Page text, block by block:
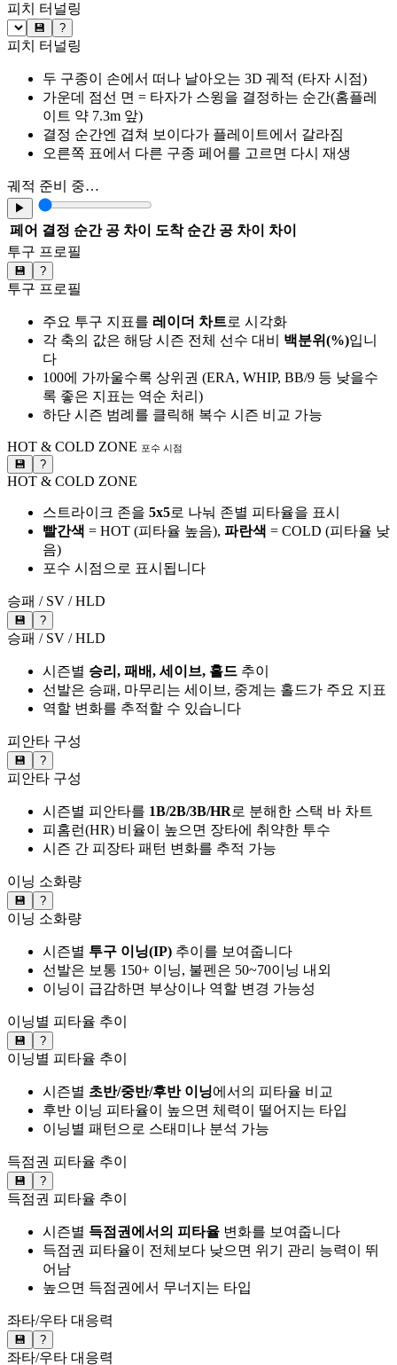
피치 터널링
💾 ?
피치 터널링
두 구종이 손에서 떠나 날아오는 3D 궤적 (타자 시점)
가운데 점선 면 = 타자가 스윙을 결정하는 순간(홈플레
이트 약 7.3m 앞)
결정 순간엔 겹쳐 보이다가 플레이트에서 갈라짐
오른쪽 표에서 다른 구종 페어를 고르면 다시 재생
궤적 준비 중…
▶
페어 결정 순간 공 차이 도착 순간 공 차이
차이
투구 프로필
💾 ?
투구 프로필
주요 투구 지표를 레이더 차트로 시각화
각 축의 값은 해당 시즌 전체 선수 대비 백분위(%)입니
다
100에 가까울수록 상위권 (ERA, WHIP, BB/9 등 낮을수
록 좋은 지표는 역순 처리)
하단 시즌 범례를 클릭해 복수 시즌 비교 가능
HOT & COLD ZONE 포수 시점
💾 ?
HOT & COLD ZONE
스트라이크 존을 5x5로 나눠 존별 피타율을 표시
빨간색 = HOT (피타율 높음), 파란색 = COLD (피타율 낮
음)
포수 시점으로 표시됩니다
승패 / SV / HLD
💾 ?
승패 / SV / HLD
시즌별 승리, 패배, 세이브, 홀드 추이
선발은 승패, 마무리는 세이브, 중계는 홀드가 주요 지표
역할 변화를 추적할 수 있습니다
피안타 구성
💾 ?
피안타 구성
시즌별 피안타를 1B/2B/3B/HR로 분해한 스택 바 차트
피홈런(HR) 비율이 높으면 장타에 취약한 투수
시즌 간 피장타 패턴 변화를 추적 가능
이닝 소화량
💾 ?
이닝 소화량
시즌별 투구 이닝(IP) 추이를 보여줍니다
선발은 보통 150+ 이닝, 불펜은 50~70이닝 내외
이닝이 급감하면 부상이나 역할 변경 가능성
이닝별 피타율 추이
💾 ?
이닝별 피타율 추이
시즌별 초반/중반/후반 이닝에서의 피타율 비교
후반 이닝 피타율이 높으면 체력이 떨어지는 타입
이닝별 패턴으로 스태미나 분석 가능
득점권 피타율 추이
💾 ?
득점권 피타율 추이
시즌별 득점권에서의 피타율 변화를 보여줍니다
득점권 피타율이 전체보다 낮으면 위기 관리 능력이 뛰
어남
높으면 득점권에서 무너지는 타입
좌타/우타 대응력
💾 ?
좌타/우타 대응력